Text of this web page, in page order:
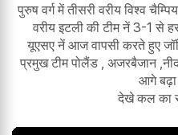
पुरुष वर्ग में तीसरी वरीय विश्व
वरीय इटली की टीम नें 3-1 से
यूएसए नें आज वापसी करते हुए
प्रमुख टीम पोलैंड , अजरबैजान
आगे बढ़ा
देखे कल का